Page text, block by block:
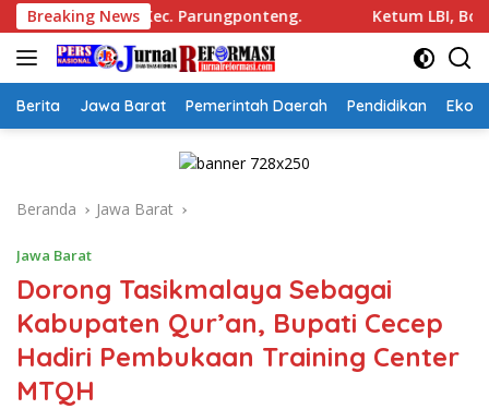
Langsung
ke
konten
Breaking News
Parungponteng. Ketum LBI, Boyke Luthfiana
Berita Jawa Barat Pemerintah Daerah Pendidikan
Beranda Jawa Barat
Jawa Barat
Dorong Tasikmalaya Sebagai
Kabupaten Qur’an, Bupati Cecep
Hadiri Pembukaan Training Center
MTQH